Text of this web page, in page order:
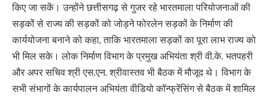
किए जा सकें। उन्होंने छत्तीसगढ़ से गुजर रहे भारतमाला परियोजनाओं की
सड़कों से राज्य की सड़कों को जोड़ने फोरलेन सड़कों के निर्माण की
कार्ययोजना बनाने को कहा, ताकि भारतमाला सड़कों का पूरा लाभ राज्य को
भी मिल सके। लोक निर्माण विभाग के प्रमुख अभियंता श्री वी.के. भतपहरी
और अपर सचिव श्री एस.एन. श्रीवास्तव भी बैठक में मौजूद थे। विभाग के
सभी संभागों के कार्यपालन अभियंता वीडियो कॉन्फ्रेंसिंग से बैठक में शामिल